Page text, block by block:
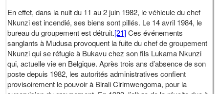
En effet, dans la nuit du 11 au 2 juin 1982, le véhicule du chef
Nkunzi est incendié, ses biens sont pillés. Le 14 avril 1984, le
bureau du groupement est détruit.[21]Ces événements
sanglants à Mudusa provoquent la fuite du chef de groupement
Nkunzi qui se réfugie à Bukavu chez son fils Lukama Nkunzi
qui, actuelle vie en Belgique. Après trois ans d’absence de son
poste depuis 1982, les autorités administratives confient
provisoirement le pouvoir à Birali Cirimwengoma, pour la